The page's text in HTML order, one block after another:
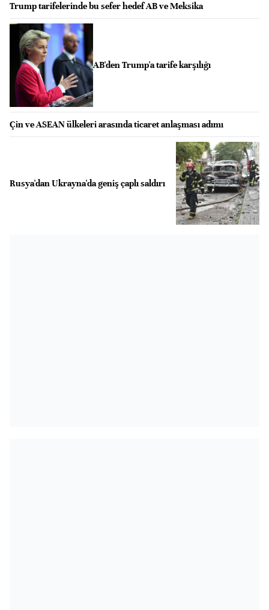
Trump tarifelerinde bu sefer hedef AB ve Meksika
AB'den Trump'a tarife karşılığı
Çin ve ASEAN ülkeleri arasında ticaret anlaşması adımı
Rusya'dan Ukrayna'da geniş çaplı saldırı